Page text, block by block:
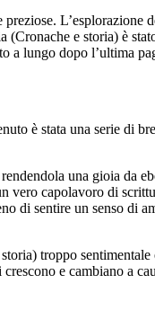
L’esplorazione
e storia) è
a lungo dopo l’ultima
è stata una serie di
una gioia da
vero capolavoro di
di sentire un senso di
troppo
e cambiano a